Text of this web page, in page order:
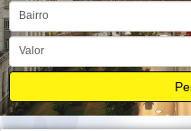
Bairro
Valor